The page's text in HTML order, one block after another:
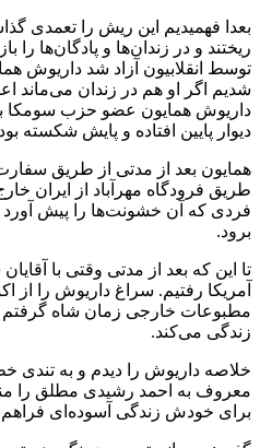
ریختند و در زندان‌ها و پادگان‌ها را
توسط انقلابیون آزاد شد داریوش
شدیم اگر او هم در زندان می‌ماند
دیوار پایین افتاده و پایش شکسته
همایون بعد از مدتی از طریق سفارت
طریق فرودگاه مهرآباد از ایران
فردی که آن خشونت‌ها را پیش آورد
برود.
تا این که بعد از مدتی وقتی با
آمریکا رفتیم. سراغ داریوش را از
مطبوعات خارجی زمان شاه گرفتم
زندگی می‌کند.
خلاصه داریوش را دیدم و به تندی
معروف به احمد رشیدی مطلق را
برای خودش زندگی آسوده‌ای